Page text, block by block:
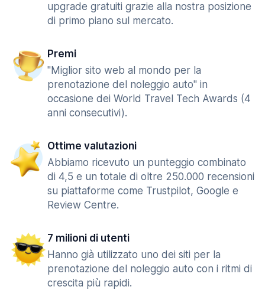
upgrade gratuiti grazie alla nostra posizione
di primo piano sul mercato.
Premi
"Miglior sito web al mondo per la
prenotazione del noleggio auto" in
occasione dei World Travel Tech Awards (4
anni consecutivi).
Ottime valutazioni
Abbiamo ricevuto un punteggio combinato
di 4,5 e un totale di oltre 250.000 recensioni
su piattaforme come Trustpilot, Google e
Review Centre.
7 milioni di utenti
Hanno già utilizzato uno dei siti per la
prenotazione del noleggio auto con i ritmi di
crescita più rapidi.